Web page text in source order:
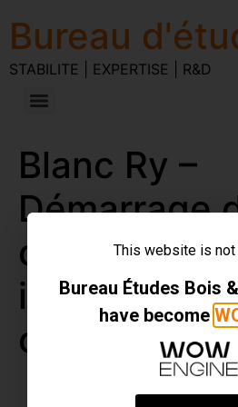
Bureau
STABILITE | EXPERTISE | R&D
Blanc Ry –
Démarrage
chantier
isolation en
chanvre-
STABILITE |
This website is not
Bureau Études Bois
have become